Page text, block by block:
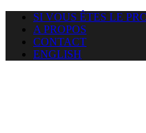
SI VOUS ÊTES LE
A PROPOS
CONTACT
ENGLISH